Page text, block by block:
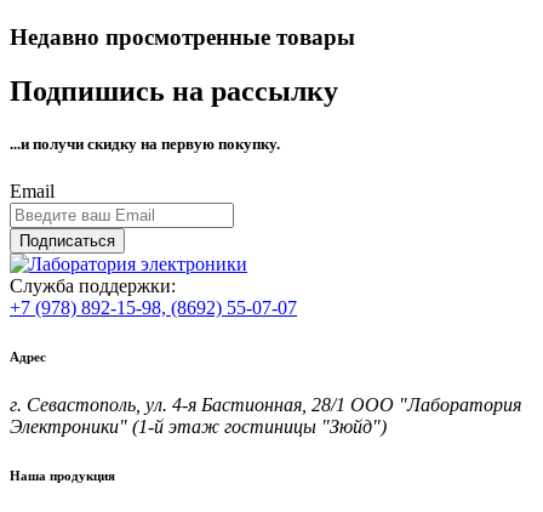
Недавно просмотренные товары
Подпишись на рассылку
...и получи скидку на первую покупку.
Email
Подписаться
Служба поддержки:
+7 (978) 892-15-98, (8692) 55-07-07
Адрес
г. Севастополь, ул. 4-я Бастионная, 28/1 ООО "Лаборатория
Электроники" (1-й этаж гостиницы "Зюйд")
Наша продукция